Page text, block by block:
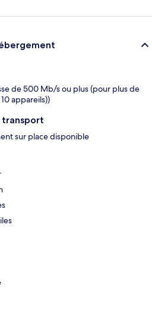
de 500 Mb/s ou plus (pour plus de
appareils))
sur place disponible